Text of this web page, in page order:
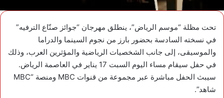
تحت مظلة “موسم الرياض”، ينطلق مهرجان “جوائز صنّاع الترفيه”
في نسخته السادسة بحضور بارز من نجوم السينما والدراما
والموسيقى، إلى جانب الشخصيات الرياضية والمؤثرين العرب، وذلك
في حفل سيقام مساء اليوم السبت 17 يناير في العاصمة الرياض.
سيبث الحفل مباشرة عبر مجموعة من قنوات MBC ومنصة “MBC
شاهد”.